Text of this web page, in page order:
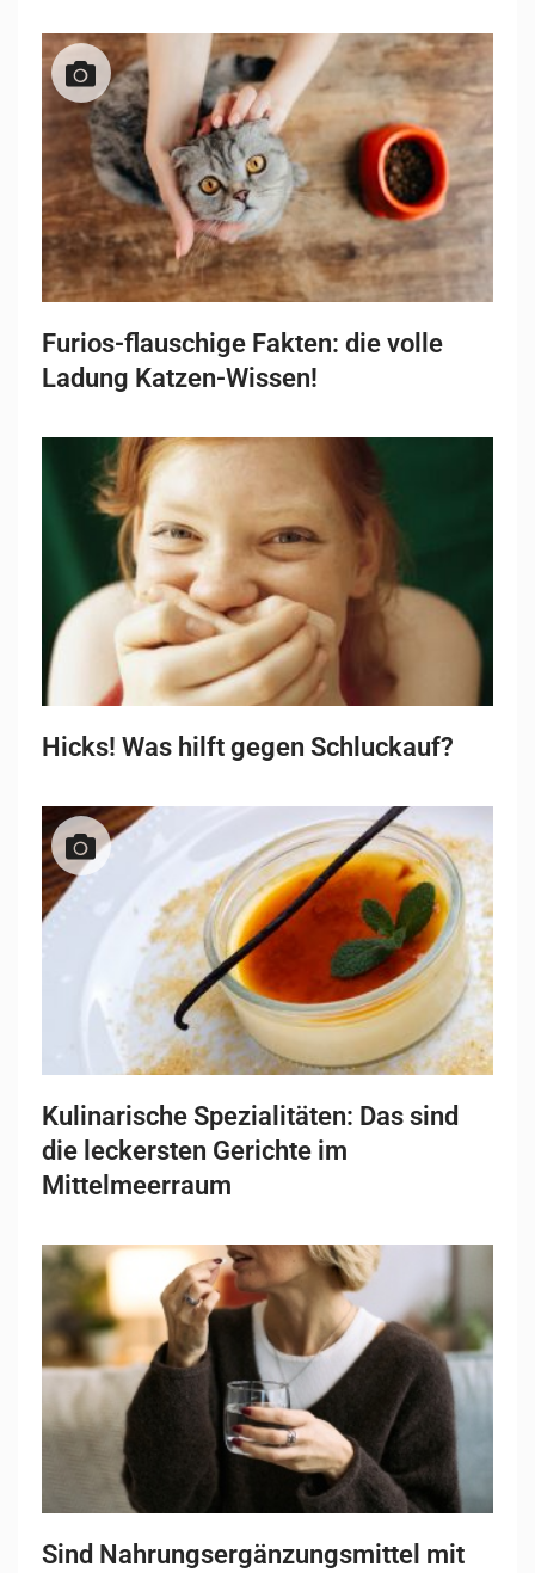
Furios-flauschige Fakten: die volle
Ladung Katzen-Wissen!
Hicks! Was hilft gegen Schluckauf?
Kulinarische Spezialitäten: Das sind
die leckersten Gerichte im
Mittelmeerraum
Sind Nahrungsergänzungsmittel mit